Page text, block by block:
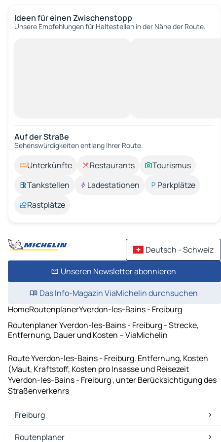
Ideen für einen Zwischenstopp
Unsere Empfehlungen für Haltestellen in der Nähe der Route.
Auf der Straße
Sehenswürdigkeiten entlang Ihrer Route.
Unterkünfte Restaurants
Tourismus
Tankstellen
Ladestationen
Parkplätze
Rastplätze
Deutsch - Schweiz
Unseren Newsletter abonnieren
Das Info-Magazin ViaMichelin durchsuchen
HomeRoutenplanerYverdon-les-Bains - Freiburg
Routenplaner Yverdon-les-Bains - Freiburg - Strecke,
Entfernung, Dauer und Kosten – ViaMichelin
Route Yverdon-les-Bains - Freiburg. Entfernung, Kosten
(Maut, Kraftstoff, Kosten pro Insasse und Reisezeit
Yverdon-les-Bains - Freiburg , unter Berücksichtigung des
Straßenverkehrs
Freiburg
Freiburg Karten Stadtplan
Routenplaner